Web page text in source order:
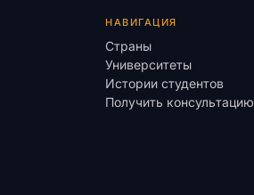
НАВИГАЦИЯ
Страны
Университеты
Истории студентов
Получить консультацию